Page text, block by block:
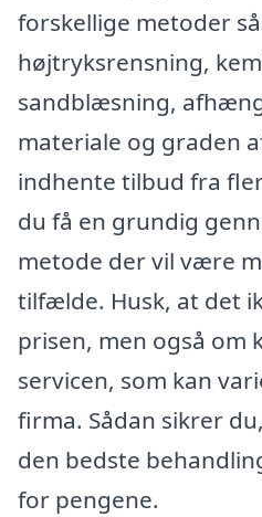
forskellige metoder
højtryksrensning,
sandblæsning,
materiale og graden
indhente tilbud fra
du få en grundig
metode der vil være
tilfælde. Husk, at det
prisen, men også om
servicen, som kan
firma. Sådan sikrer
den bedste
for pengene.